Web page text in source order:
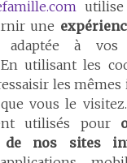
une
à vos
utilisant les
les
vous le
utilisés pour
de nos sites